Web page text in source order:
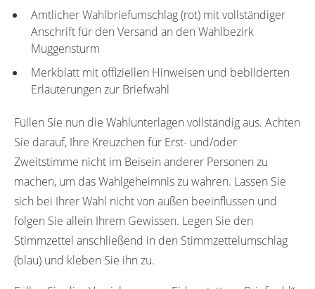
Amtlicher Wahlbriefumschlag (rot) mit vollständiger
Anschrift für den Versand an den Wahlbezirk
Muggensturm
Merkblatt mit offiziellen Hinweisen und bebilderten
Erläuterungen zur Briefwahl
Füllen Sie nun die Wahlunterlagen vollständig aus. Achten
Sie darauf, Ihre Kreuzchen für Erst- und/oder
Zweitstimme nicht im Beisein anderer Personen zu
machen, um das Wahlgeheimnis zu wahren. Lassen Sie
sich bei Ihrer Wahl nicht von außen beeinflussen und
folgen Sie allein Ihrem Gewissen. Legen Sie den
Stimmzettel anschließend in den Stimmzettelumschlag
(blau) und kleben Sie ihn zu.